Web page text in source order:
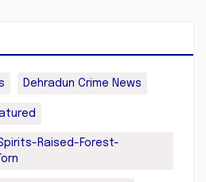
Dehradun Crime News
Raised-Forest-